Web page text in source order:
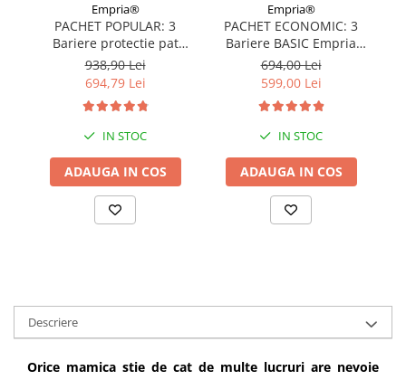
Empria®
PACHET POPULAR: 3
Bariere protectie pat
copii, SELECT, 160x200
cm
938,90 Lei
694,79 Lei
IN STOC
ADAUGA IN COS
Empria®
PACHET ECONOMIC: 3
Bariere BASIC Empria
protectie pat 160X200 cm
+ bara stabilizatoare
694,00 Lei
599,00 Lei
IN STOC
ADAUGA IN COS
Descriere
Orice mamica stie de cat de multe lucruri are nevoie